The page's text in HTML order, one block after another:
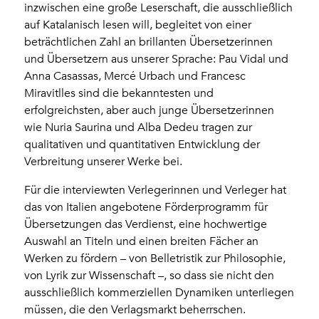
inzwischen eine große Leserschaft, die ausschließlich
auf Katalanisch lesen will, begleitet von einer
beträchtlichen Zahl an brillanten Übersetzerinnen
und Übersetzern aus unserer Sprache: Pau Vidal und
Anna Casassas, Mercé Urbach und Francesc
Miravitlles sind die bekanntesten und
erfolgreichsten, aber auch junge Übersetzerinnen
wie Nuria Saurina und Alba Dedeu tragen zur
qualitativen und quantitativen Entwicklung der
Verbreitung unserer Werke bei.
Für die interviewten Verlegerinnen und Verleger hat
das von Italien angebotene Förderprogramm für
Übersetzungen das Verdienst, eine hochwertige
Auswahl an Titeln und einen breiten Fächer an
Werken zu fördern – von Belletristik zur Philosophie,
von Lyrik zur Wissenschaft –, so dass sie nicht den
ausschließlich kommerziellen Dynamiken unterliegen
müssen, die den Verlagsmarkt beherrschen.